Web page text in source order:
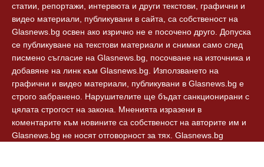
статии, репортажи, интервюта и други текстови, графични и
видео материали, публикувани в сайта, са собственост на
Glasnews.bg освен ако изрично не е посочено друго. Допуска
се публикуване на текстови материали и снимки само след
писмено съгласие на Glasnews.bg, посочване на източника и
добавяне на линк към Glasnews.bg. Използването на
графични и видео материали, публикувани в Glasnews.bg е
строго забранено. Нарушителите ще бъдат санкционирани с
цялата строгост на закона. Мненията изразени в
коментарите към новините са собственост на авторите им и
Glasnews.bg не носят отговорност за тях. Glasnews.bg